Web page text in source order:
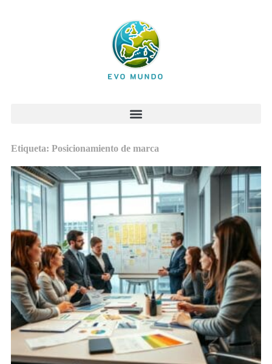
Etiqueta: Posicionamiento de marca